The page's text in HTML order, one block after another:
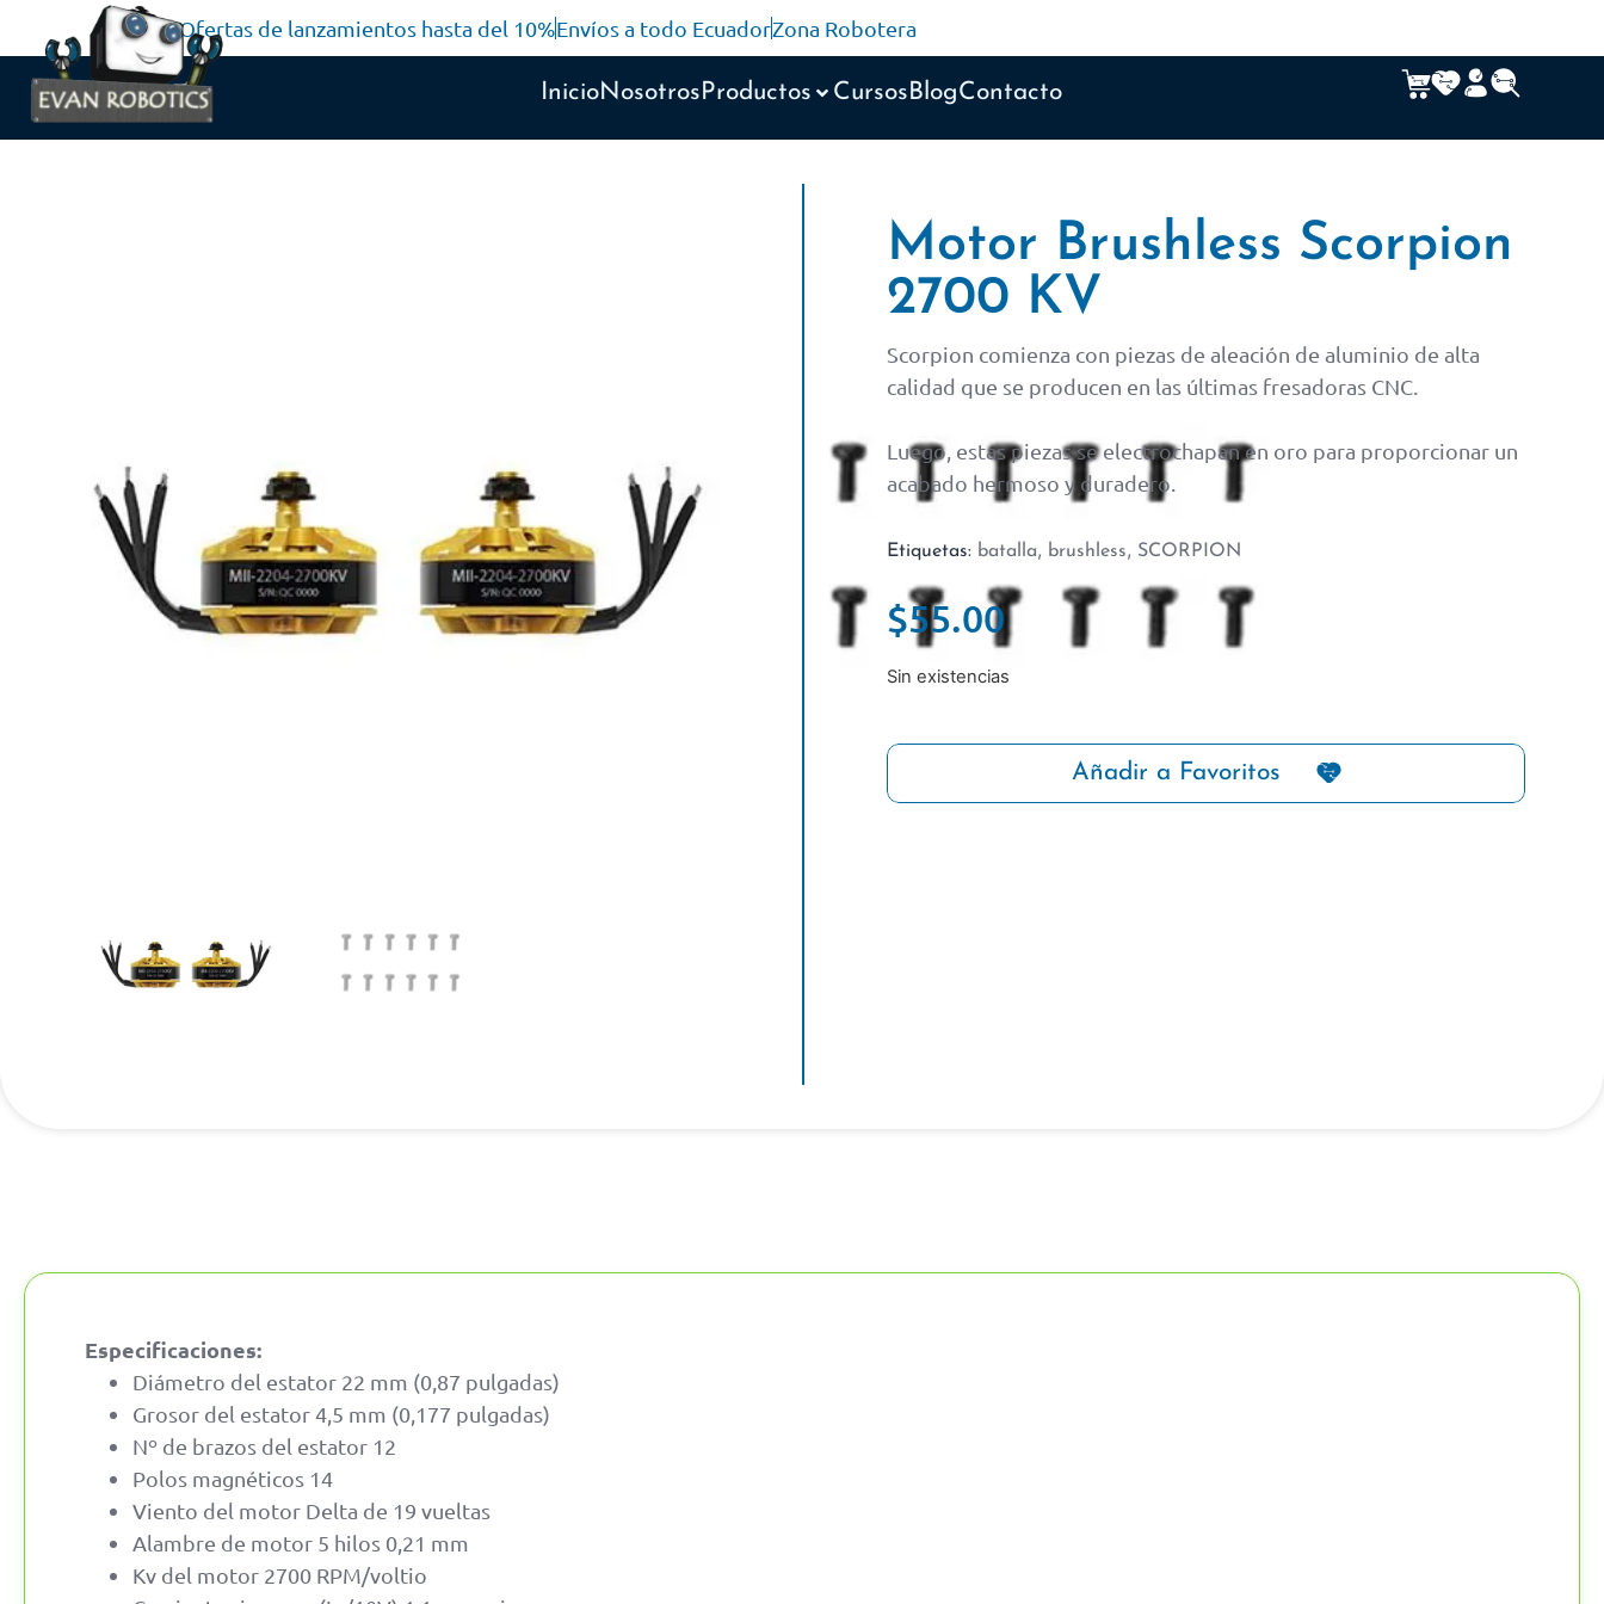
Ofertas de lanzamientos hasta del 10%Envíos a todo EcuadorZona Robotera
InicioNosotros Productos Cursos BlogContacto
Motor Brushless Scorpion
2700 KV
Scorpion comienza con piezas de aleación de aluminio de alta
calidad que se producen en las últimas fresadoras CNC.
Luego, estas piezas se electrochapan en oro para proporcionar un
acabado hermoso y duradero.
Etiquetas: batalla, brushless, SCORPION
$55.00
Sin existencias
Añadir a Favoritos
Especificaciones:
Diámetro del estator 22 mm (0,87 pulgadas)
Grosor del estator 4,5 mm (0,177 pulgadas)
Nº de brazos del estator 12
Polos magnéticos 14
Viento del motor Delta de 19 vueltas
Alambre de motor 5 hilos 0,21 mm
Kv del motor 2700 RPM/voltio